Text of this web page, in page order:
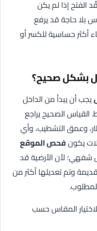
الفتح إذا لم يكن
بلا حاجة قد يرفع
أكثر حساسية للكسر أو
بشكل صحيح؟
يجب أن يبدأ من الداخل
القياس الصحيح يراجع
وعمق التشطيب، وأي
يكونفحص الموقع
لأن الأرضية قد
وتم تعديلها أكثر من
المقاس حسب